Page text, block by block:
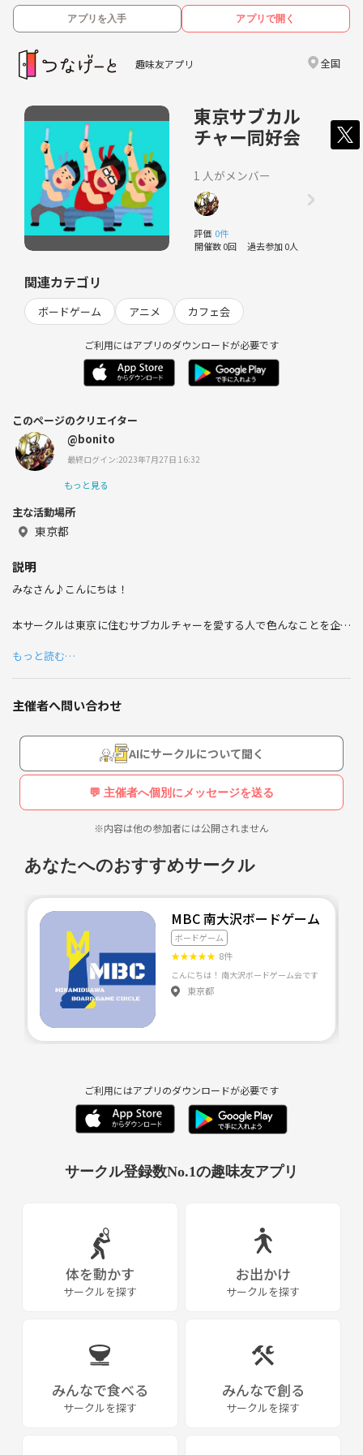
アプリを入手 アプリで開く
趣味友アプリ 全国
東京サブカル
チャー同好会
1 人がメンバー
評価 0件
開催数 0回 過去参加 0人
関連カテゴリ
ボードゲーム アニメ カフェ会
ご利用にはアプリのダウンロードが必要です
このページのクリエイター
@bonito
最終ログイン:2023年7月27日 16:32
もっと見る
主な活動場所
東京都
説明
みなさん♪こんにちは！
本サークルは東京に住むサブカルチャーを愛する人で色んなことを企画
アニメ、漫画、ゲームなど好きな人はぜひ遊びに来てください🎶
コミュニケーションが苦手な方も楽しめるように創意工夫して素敵な時
間を創ります🎉
もっと読む…
主催者へ問い合わせ
AIにサークルについて聞く
💬 主催者へ個別にメッセージを送る
※内容は他の参加者には公開されません
あなたへのおすすめサークル
MBC 南大沢ボードゲーム会
ボードゲーム
★★★★★ 8件
東京都
ご利用にはアプリのダウンロードが必要です
サークル登録数No.1の趣味友アプリ
体を動かす
サークルを探す
お出かけ
サークルを探す
みんなで食べる
サークルを探す
みんなで創る
サークルを探す